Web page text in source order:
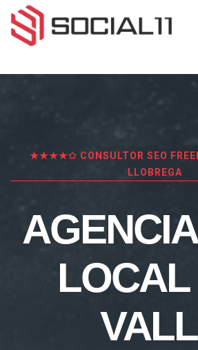
★★★★✩ CONSULTOR SEO
LLOBREGA
LOCAL